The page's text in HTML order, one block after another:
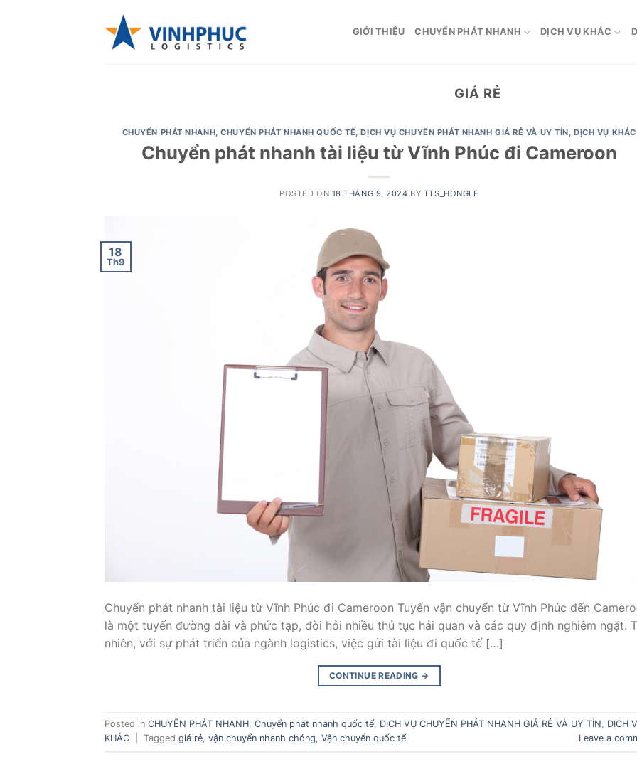
GIỚI THIỆU CHUYỂN PHÁT NHANH DỊCH VỤ KHÁC
GIÁ RẺ
CHUYỂN PHÁT NHANH,CHUYỂN PHÁT NHANH QUỐC TẾ,DỊCH VỤ CHUYỂN PHÁT NHANH GIÁ RẺ VÀ UY TÍN,DỊCH VỤ KHÁC
Chuyển phát nhanh tài liệu từ Vĩnh Phúc đi Cameroon
POSTED ON 18 THÁNG 9, 2024 BY TTS_HONGLE
18
Th9
Chuyển phát nhanh tài liệu từ Vĩnh Phúc đi Cameroon Tuyến vận chuyển từ Vĩnh Phúc đến
là một tuyến đường dài và phức tạp, đòi hỏi nhiều thủ tục hải quan và các quy định nghiêm ngặt.
nhiên, với sự phát triển của ngành logistics, việc gửi tài liệu đi quốc tế […]
CONTINUE READING →
Posted in CHUYỂN PHÁT NHANH, Chuyển phát nhanh quốc tế, DỊCH VỤ CHUYỂN PHÁT NHANH GIÁ RẺ VÀ UY TÍN, DỊCH
KHÁC
Tagged giá rẻ, vận chuyển nhanh chóng, Vận chuyển quốc tế Leave a